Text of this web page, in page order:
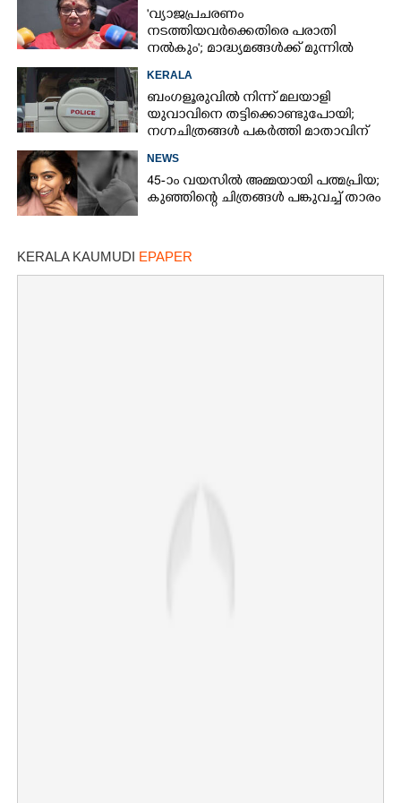
'വ്യാജപ്രചരണം
നടത്തിയവർക്കെതിരെ പരാതി
നൽകും'; മാദ്ധ്യമങ്ങൾക്ക് മുന്നിൽ
പൊട്ടിക്കരഞ്ഞ് പി കെ ശ്രീമതി
KERALA
ബംഗളൂരുവിൽ നിന്ന് മലയാളി
യുവാവിനെ തട്ടിക്കൊണ്ടുപോയി;
നഗ്നചിത്രങ്ങൾ പകർത്തി മാതാവിന്
അയച്ചു
NEWS
45-ാം വയസിൽ അമ്മയായി പത്മപ്രിയ;
കുഞ്ഞിന്റെ ചിത്രങ്ങൾ പങ്കുവച്ച് താരം
KERALA KAUMUDI EPAPER